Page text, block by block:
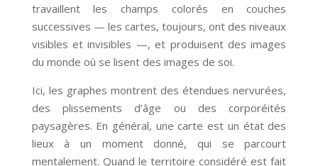
travaillent les champs colorés en couches
successives — les cartes, toujours, ont des niveaux
visibles et invisibles —, et produisent des images
du monde où se lisent des images de soi.
Ici, les graphes montrent des étendues nervurées,
des plissements d’âge ou des corporéités
paysagères. En général, une carte est un état des
lieux à un moment donné, qui se parcourt
mentalement. Quand le territoire considéré est fait